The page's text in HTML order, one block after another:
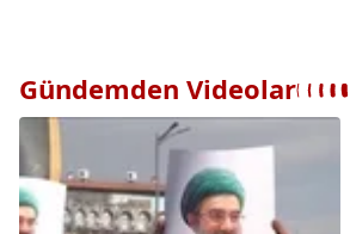
Gündemden Videolar